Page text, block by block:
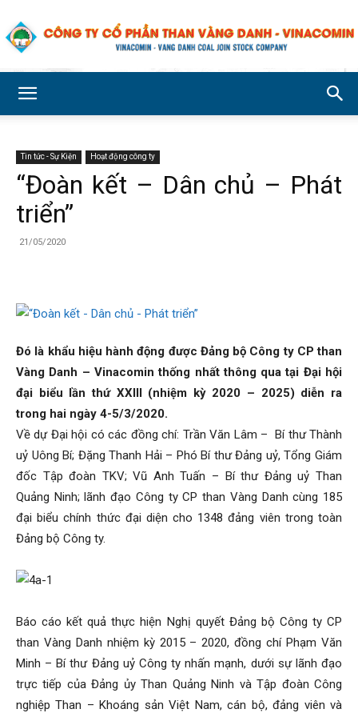
Công
phần
Than
Vang
Danh
Vinacomin
Tin tức - Sự Kiện Hoạt động công ty
“Đoàn kết – Dân chủ – Phát
triển”
21/05/2020
Đó là khẩu hiệu hành động được Đảng bộ Công ty CP than
Vàng Danh – Vinacomin thống nhất thông qua tại Đại hội
đại biểu lần thứ XXIII (nhiệm kỳ 2020 – 2025) diễn ra
trong hai ngày 4-5/3/2020.
Về dự Đại hội có các đồng chí: Trần Văn Lâm – Bí thư Thành
uỷ Uông Bí; Đặng Thanh Hải – Phó Bí thư Đảng uỷ, Tổng Giám
đốc Tập đoàn TKV; Vũ Anh Tuấn – Bí thư Đảng uỷ Than
Quảng Ninh; lãnh đạo Công ty CP than Vàng Danh cùng 185
đại biểu chính thức đại diện cho 1348 đảng viên trong toàn
Đảng bộ Công ty.
Báo cáo kết quả thực hiện Nghị quyết Đảng bộ Công ty CP
than Vàng Danh nhiệm kỳ 2015 – 2020, đồng chí Phạm Văn
Minh – Bí thư Đảng uỷ Công ty nhấn mạnh, dưới sự lãnh đạo
trực tiếp của Đảng ủy Than Quảng Ninh và Tập đoàn Công
nghiệp Than – Khoáng sản Việt Nam, cán bộ, đảng viên và